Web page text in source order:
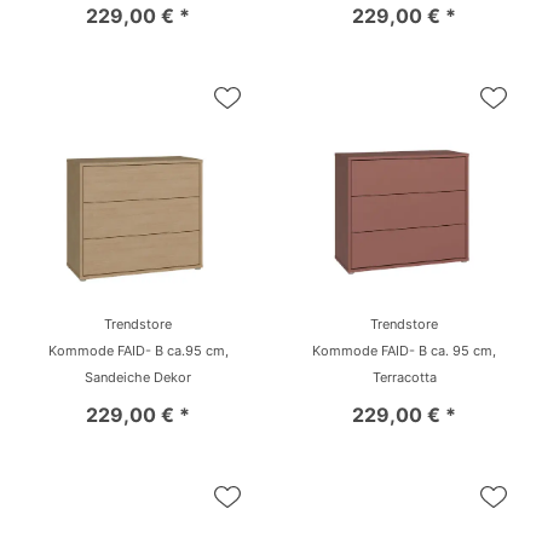
229,00 € * 229,00 € *
Trendstore
Kommode FAID- B ca.95 cm,
Sandeiche Dekor
229,00 € *
Trendstore
Kommode FAID- B ca. 95 cm,
Terracotta
229,00 € *